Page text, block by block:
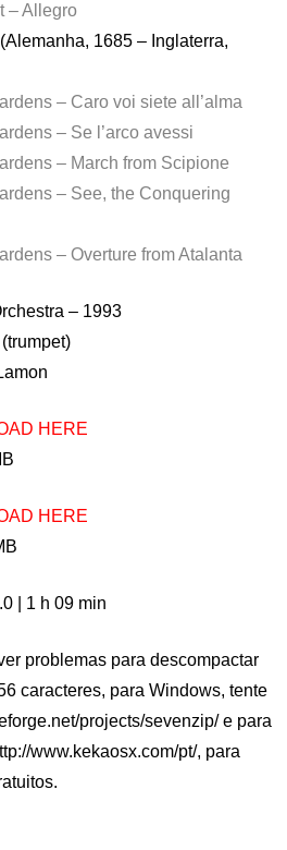
– Allegro
1685 – Inglaterra,
– Caro voi siete all’alma
– Se l’arco avessi
– March from Scipione
– See, the Conquering
– Overture from Atalanta
– 1993
HERE
HERE
| 1 h 09 min
problemas para descompactar
caracteres, para Windows, tente
projects/sevenzip/ e para
www.kekaosx.com/pt/, para